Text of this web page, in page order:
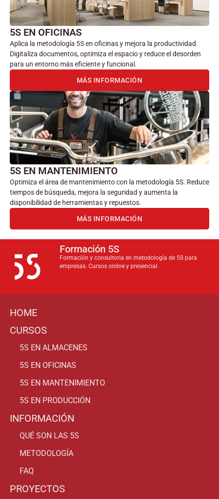
5S EN OFICINAS
Aplica la metodología 5S en oficinas y mejora la productividad.
Digitaliza documentos, optimiza el espacio y reduce el desorden
para un entorno más eficiente y funcional.
MÁS INFORMACIÓN
5S EN MANTENIMIENTO
Optimiza el área de mantenimiento con la metodología 5S. Reduce
tiempos de búsqueda, mejora la seguridad y aumenta la
disponibilidad de herramientas y repuestos.
MÁS INFORMACIÓN
Formación 5S
Formación y consultoria en metodología de 5S para
empresas. Cursos online y presencial.
HOME
CURSOS
5S EN ALMACENES
5S EN OFICINAS
5S EN MANTENIMIENTO
5S EN PRODUCCIÓN
INFORMACIÓN
QUÉ SON LAS 5S
METODOLOGÍA
FAQ
PROYECTOS